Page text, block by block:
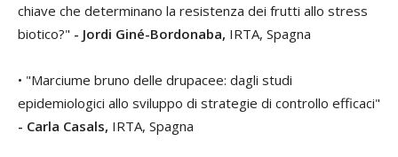
chiave che determinano la resistenza dei frutti allo stress
biotico?" - Jordi Giné-Bordonaba, IRTA, Spagna
• "Marciume bruno delle drupacee: dagli studi
epidemiologici allo sviluppo di strategie di controllo efficaci"
- Carla Casals, IRTA, Spagna